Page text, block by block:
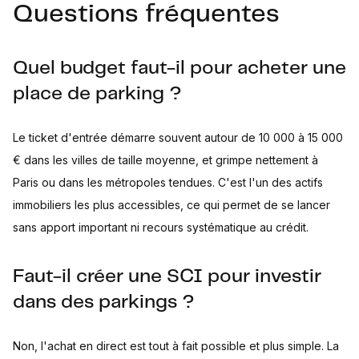
Questions fréquentes
Quel budget faut-il pour acheter une
place de parking ?
Le ticket d'entrée démarre souvent autour de 10 000 à 15 000
€ dans les villes de taille moyenne, et grimpe nettement à
Paris ou dans les métropoles tendues. C'est l'un des actifs
immobiliers les plus accessibles, ce qui permet de se lancer
sans apport important ni recours systématique au crédit.
Faut-il créer une SCI pour investir
dans des parkings ?
Non, l'achat en direct est tout à fait possible et plus simple. La